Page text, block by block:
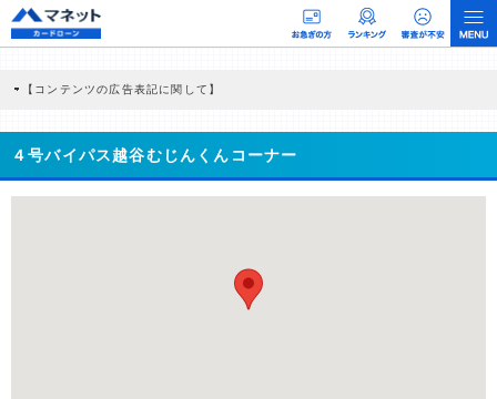
【コンテンツの広告表記に関して】
商品を根拠なくPRするものではなく、当編集部の調査／ユーザーへの口コミ収集な
どに基づき、公平性を担保した情報提供を行っています。
>提携企業一覧
４号バイパス越谷むじんくんコーナー